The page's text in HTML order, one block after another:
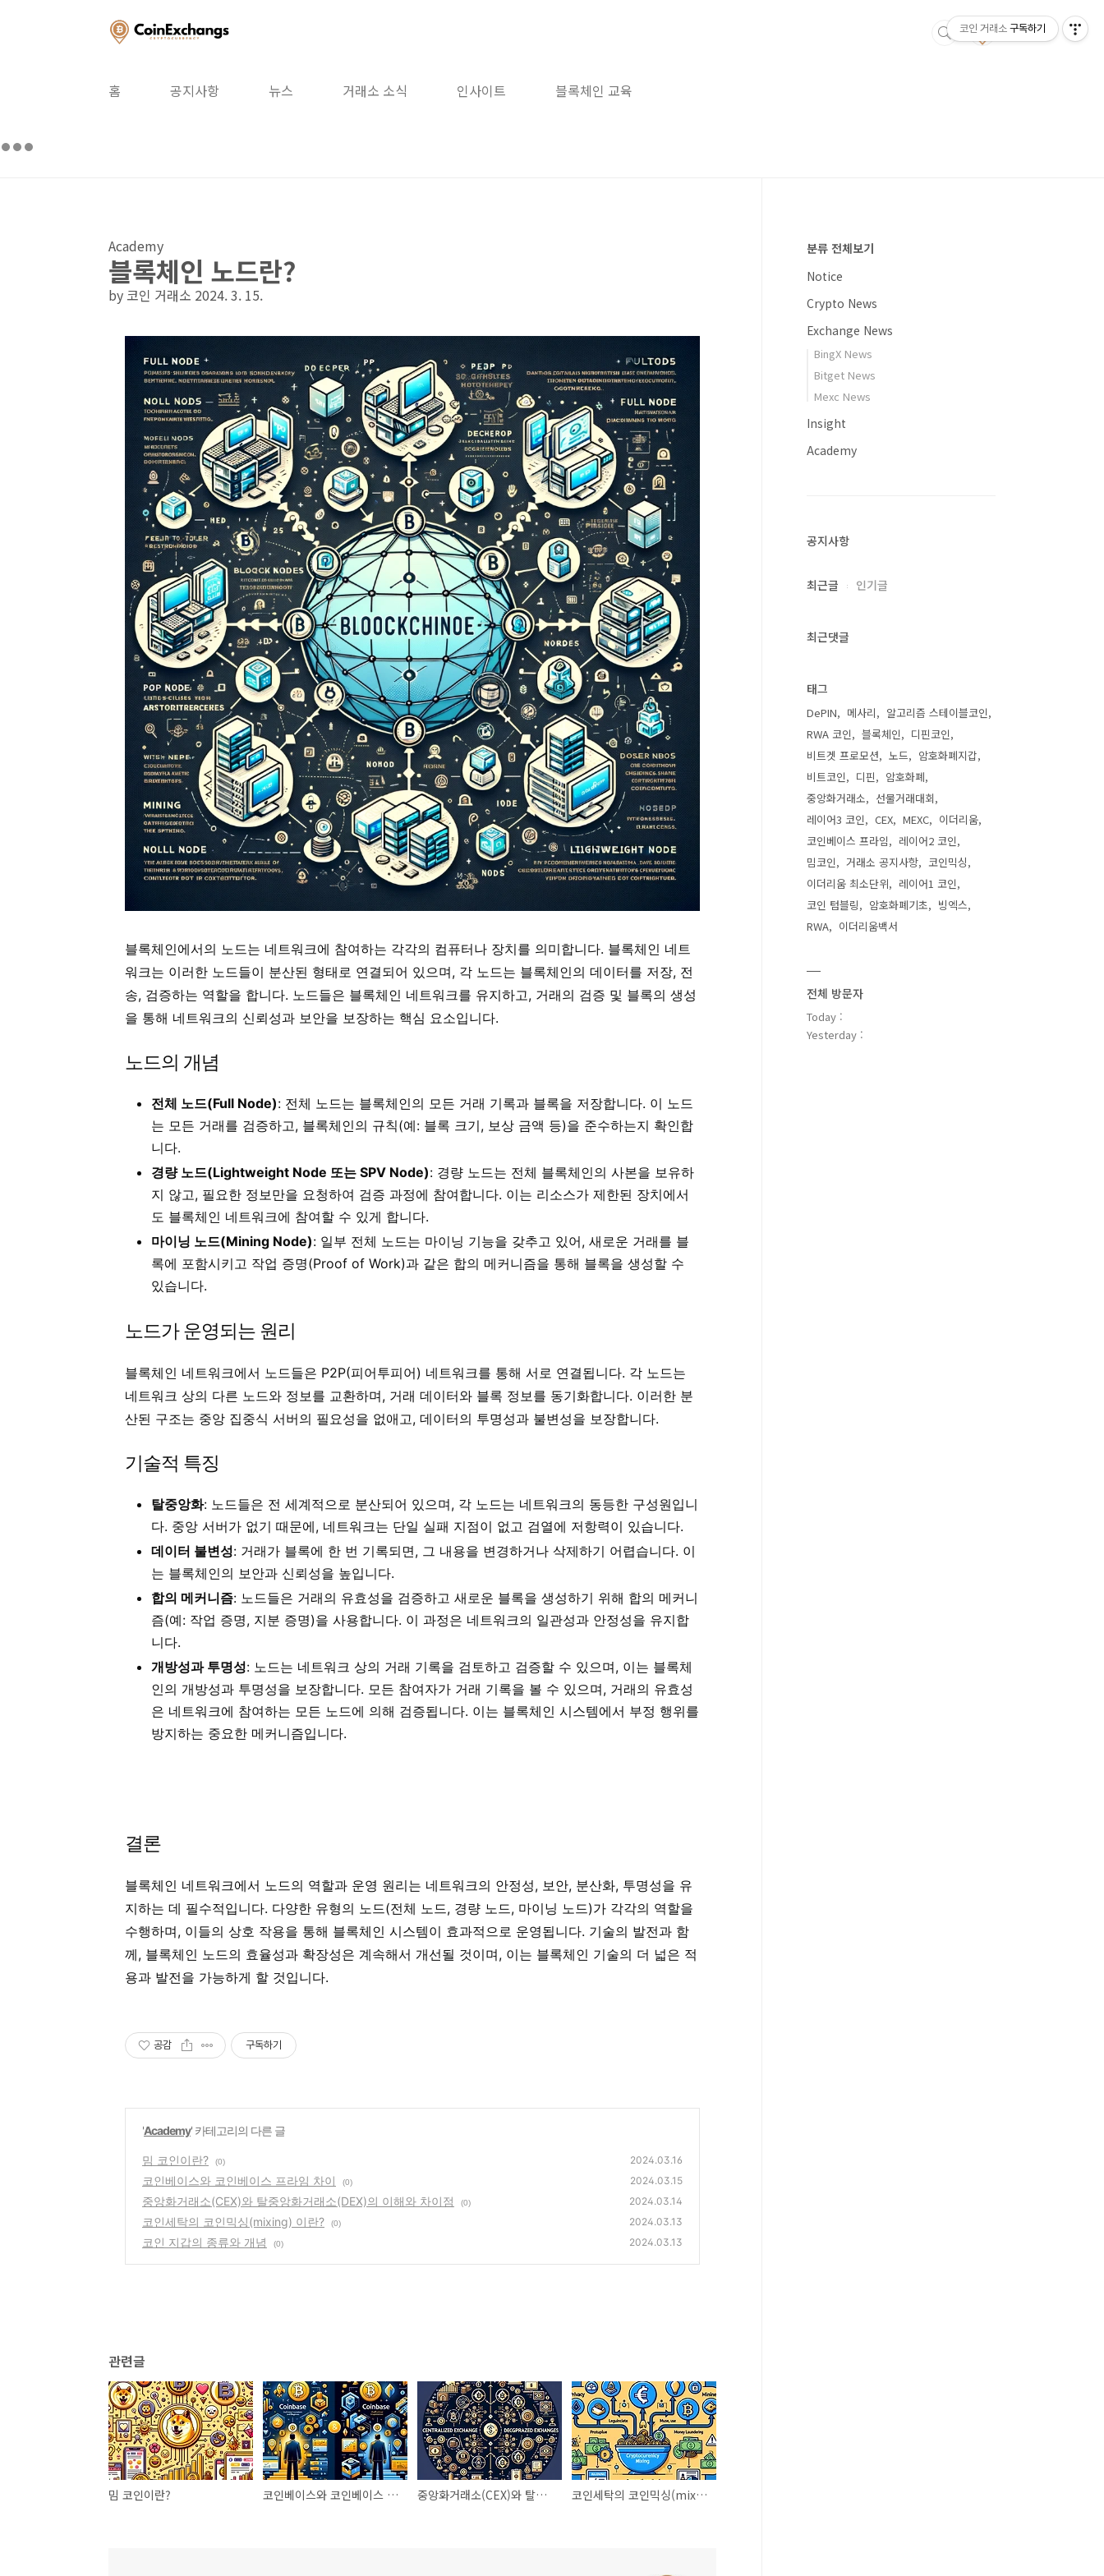
홈 공지사항 뉴스 거래소 소식 인사이트 블록체인 교육
Academy
블록체인 노드란?
by 코인 거래소 2024. 3. 15.
블록체인에서의 노드는 네트워크에 참여하는 각각의 컴퓨터나 장치를 의미합니다. 블록체인 네트
워크는 이러한 노드들이 분산된 형태로 연결되어 있으며, 각 노드는 블록체인의 데이터를 저장, 전
송, 검증하는 역할을 합니다. 노드들은 블록체인 네트워크를 유지하고, 거래의 검증 및 블록의 생성
을 통해 네트워크의 신뢰성과 보안을 보장하는 핵심 요소입니다.
노드의 개념
전체 노드(Full Node): 전체 노드는 블록체인의 모든 거래 기록과 블록을 저장합니다. 이 노드
는 모든 거래를 검증하고, 블록체인의 규칙(예: 블록 크기, 보상 금액 등)을 준수하는지 확인합
니다.
경량 노드(Lightweight Node 또는 SPV Node): 경량 노드는 전체 블록체인의 사본을 보유하
지 않고, 필요한 정보만을 요청하여 검증 과정에 참여합니다. 이는 리소스가 제한된 장치에서
도 블록체인 네트워크에 참여할 수 있게 합니다.
마이닝 노드(Mining Node): 일부 전체 노드는 마이닝 기능을 갖추고 있어, 새로운 거래를 블
록에 포함시키고 작업 증명(Proof of Work)과 같은 합의 메커니즘을 통해 블록을 생성할 수
있습니다.
노드가 운영되는 원리
블록체인 네트워크에서 노드들은 P2P(피어투피어) 네트워크를 통해 서로 연결됩니다. 각 노드는
네트워크 상의 다른 노드와 정보를 교환하며, 거래 데이터와 블록 정보를 동기화합니다. 이러한 분
산된 구조는 중앙 집중식 서버의 필요성을 없애고, 데이터의 투명성과 불변성을 보장합니다.
기술적 특징
탈중앙화: 노드들은 전 세계적으로 분산되어 있으며, 각 노드는 네트워크의 동등한 구성원입니
다. 중앙 서버가 없기 때문에, 네트워크는 단일 실패 지점이 없고 검열에 저항력이 있습니다.
데이터 불변성: 거래가 블록에 한 번 기록되면, 그 내용을 변경하거나 삭제하기 어렵습니다. 이
는 블록체인의 보안과 신뢰성을 높입니다.
합의 메커니즘: 노드들은 거래의 유효성을 검증하고 새로운 블록을 생성하기 위해 합의 메커니
즘(예: 작업 증명, 지분 증명)을 사용합니다. 이 과정은 네트워크의 일관성과 안정성을 유지합
니다.
개방성과 투명성: 노드는 네트워크 상의 거래 기록을 검토하고 검증할 수 있으며, 이는 블록체
인의 개방성과 투명성을 보장합니다. 모든 참여자가 거래 기록을 볼 수 있으며, 거래의 유효성
은 네트워크에 참여하는 모든 노드에 의해 검증됩니다. 이는 블록체인 시스템에서 부정 행위를
방지하는 중요한 메커니즘입니다.
결론
블록체인 네트워크에서 노드의 역할과 운영 원리는 네트워크의 안정성, 보안, 분산화, 투명성을 유
지하는 데 필수적입니다. 다양한 유형의 노드(전체 노드, 경량 노드, 마이닝 노드)가 각각의 역할을
수행하며, 이들의 상호 작용을 통해 블록체인 시스템이 효과적으로 운영됩니다. 기술의 발전과 함
께, 블록체인 노드의 효율성과 확장성은 계속해서 개선될 것이며, 이는 블록체인 기술의 더 넓은 적
용과 발전을 가능하게 할 것입니다.
공감 구독하기
'Academy' 카테고리의 다른 글
밈 코인이란? (0) 2024.03.16
코인베이스와 코인베이스 프라임 차이 (0) 2024.03.15
중앙화거래소(CEX)와 탈중앙화거래소(DEX)의 이해와 차이점 (0) 2024.03.14
코인세탁의 코인믹싱(mixing) 이란? (0) 2024.03.13
코인 지갑의 종류와 개념 (0) 2024.03.13
관련글
밈 코인이란? 코인베이스와 코인베이스 프라임 차이 중앙화거래소(CEX)와 탈중앙화거래소(DEX)의 이해와 차이점 코인세탁의 코인믹싱(mixing) 이란?
분류 전체보기
Notice
Crypto News
Exchange News
BingX News
Bitget News
Mexc News
Insight
Academy
공지사항
최근글 인기글
최근댓글
태그
DePIN 메사리
알고리즘 스테이블코인
RWA 코인
블록체인
디핀코인
비트겟 프로모션
노드
암호화폐지갑
비트코인
디핀
암호화폐
중앙화거래소
선물거래대회
레이어3 코인
CEX MEXC
이더리움
코인베이스 프라임
레이어2 코인
밈코인
거래소 공지사항
코인믹싱
이더리움 최소단위
레이어1 코인
코인 텀블링
암호화폐기초
빙엑스
RWA
이더리움백서
전체 방문자
Today :
Yesterday :
코인 거래소 구독하기